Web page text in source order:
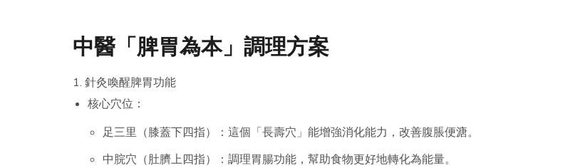
中醫「脾胃為本」調理方案
1. 針灸喚醒脾胃功能
核心穴位：
足三里（膝蓋下四指）：這個「長壽穴」能增強消化能力，改善腹脹便溏。
中脘穴（肚臍上四指）：調理胃腸功能，幫助食物更好地轉化為能量。